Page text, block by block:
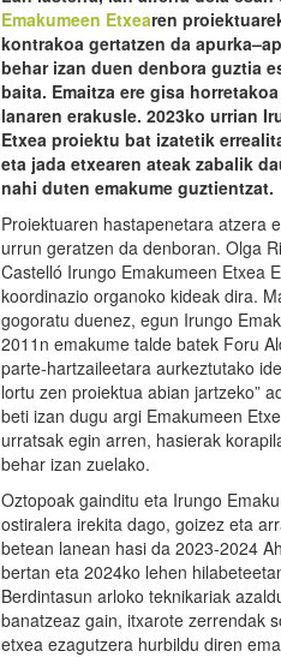
Emakumeen Etxearen
kontrakoa gertatzen da apurka–
behar izan duen denbora guztia
baita. Emaitza ere gisa
lanaren erakusle. 2023ko urrian
Etxea proiektu bat izatetik
eta jada etxearen ateak zabalik
nahi duten emakume guztientzat.
Proiektuaren hastapenetara atzera
urrun geratzen da denboran. Olga
Castelló Irungo Emakumeen Etxea
koordinazio organoko kideak dira.
gogoratu duenez, egun Irungo
2011n emakume talde batek Foru
parte-hartzaileetara aurkeztutako
lortu zen proiektua abian jartzeko”
beti izan dugu argi Emakumeen
urratsak egin arren, hasierak
behar izan zuelako.
Oztopoak gainditu eta Irungo
ostiralera irekita dago, goizez eta
betean lanean hasi da 2023-2024
bertan eta 2024ko lehen
Berdintasun arloko teknikariak
banatzeaz gain, itxarote zerrendak
etxea ezagutzera hurbildu diren